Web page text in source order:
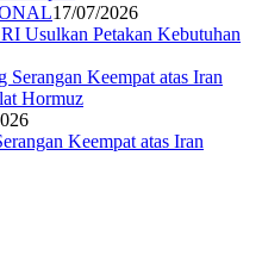
17/07/2026
Usulkan Petakan Kebutuhan
Keempat atas Iran